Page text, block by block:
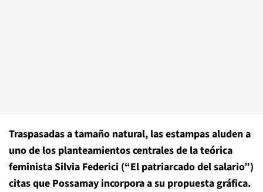
Traspasadas a tamaño natural, las estampas aluden a
uno de los planteamientos centrales de la teórica
feminista Silvia Federici (“El patriarcado del salario”)
citas que Possamay incorpora a su propuesta gráfica.